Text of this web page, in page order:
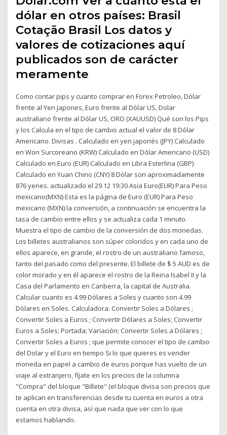
dólar en otros países: Brasil
Cotação Brasil Los datos y
valores de cotizaciones aquí
publicados son de carácter
meramente
Como contar pips y cuanto comprar en Forex Petroleo, Dólar
frente al Yen Japones, Euro frente al Dólar US, Dolar
australiano frente al Dólar US, ORO (XAUUSD) Qué son los Pips
y los Calcula en el tipo de cambio actual el valor de 8 Dólar
Americano. Divisas . Calculado en yen japonés (JPY) Calculado
en Won Surcoreano (KRW) Calculado en Dólar Americano (USD)
Calculado en Euro (EUR) Calculado en Libra Esterlina (GBP)
Calculado en Yuan Chino (CNY) 8 Dólar son aproximadamente
876 yenes. actualizado el 29.12 19:30 Asia Euro(EUR) Para Peso
mexicano(MXN) Esta es la página de Euro (EUR) Para Peso
mexicano (MXN) la conversión, a continuación se encuentra la
tasa de cambio entre ellos y se actualiza cada 1 minuto.
Muestra el tipo de cambio de la conversión de dos monedas.
Los billetes australianos son súper coloridos y en cada uno de
ellos aparece, en grande, el rostro de un australiano famoso,
tanto del pasado como del presente. El billete de $ 5 AUD es de
color morado y en él aparece el rostro de la Reina Isabel II y la
Casa del Parlamento en Canberra, la capital de Australia.
Calcular cuanto es 4.99 Dólares a Soles y cuanto son 4.99
Dólares en Soles. Calculadora. Convertir Soles a Dólares ;
Convertir Soles a Euros ; Convertir Dólares a Soles; Convertir
Euros a Soles; Portada; Variación; Convertir Soles a Dólares ;
Convertir Soles a Euros ; que permite conocer el tipo de cambio
del Dolar y el Euro en tiempo Si lo que quieres es vender
moneda en papel a cambio de euros porque has vuelto de un
viaje al extranjero, fíjate en los precios de la columna
"Compra" del bloque "Billete" (el bloque divisa son precios que
te aplican en transferencias desde tu cuenta en euros a otra
cuenta en otra divisa, así que nada que ver con lo que
estamos hablando.